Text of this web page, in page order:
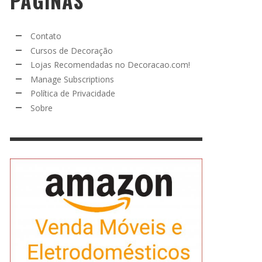
Contato
Cursos de Decoração
Lojas Recomendadas no Decoracao.com!
Manage Subscriptions
Política de Privacidade
Sobre